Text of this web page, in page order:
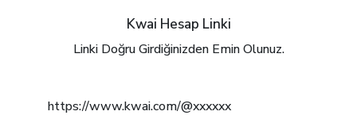
Kwai Hesap Linki
Linki Doğru Girdiğinizden Emin Olunuz.